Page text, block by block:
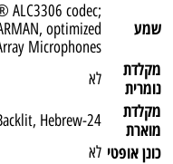
שמע
ALC3306 codec;
optimized
Microphones
מקלדת
נומרית
לא
מקלדת
מוארת
24-Zone RGB Backlit, Hebrew
כונן אופטי לא